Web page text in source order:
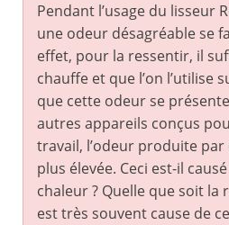
Pendant l’usage du lisseur
une odeur désagréable se
effet, pour la ressentir, il
chauffe et que l’on l’utilise
que cette odeur se
autres appareils conçus
travail, l’odeur produite
plus élevée. Ceci est-il
chaleur ? Quelle que soit la
est très souvent cause de